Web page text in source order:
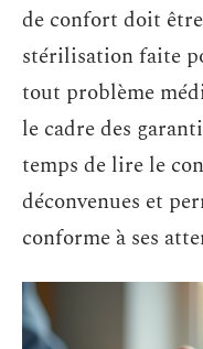
de confort doit
stérilisation faite
tout problème
le cadre des
temps de lire le
déconvenues et
conforme à ses